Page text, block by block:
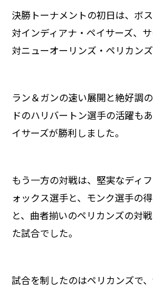
決勝トーナメントの初日は、ボ
対インディアナ・ペイサーズ、
対ニューオーリンズ・ペリカンズ
ラン＆ガンの速い展開と絶好調
ドのハリバートン選手の活躍も
イサーズが勝利しました。
もう一方の対戦は、堅実なディ
ォックス選手と、モンク選手の
と、曲者揃いのペリカンズの対
た試合でした。
試合を制したのはペリカンズで